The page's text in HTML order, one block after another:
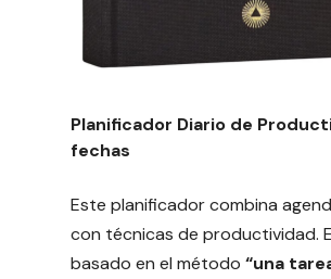
Planificador Diario de
fechas
Este planificador combina
con técnicas de productividad.
basado en el método “una